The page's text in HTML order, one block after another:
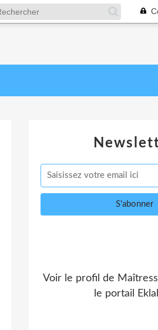
Voir le profil de
le portail